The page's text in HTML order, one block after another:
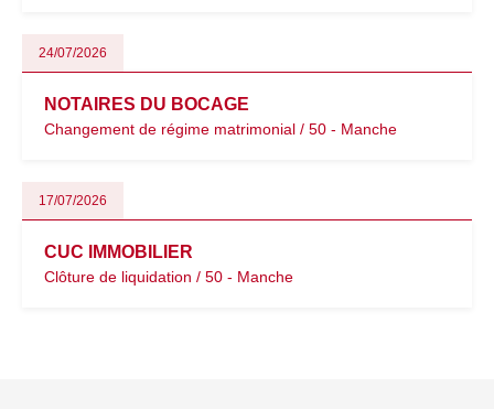
24/07/2026
NOTAIRES DU BOCAGE
Changement de régime matrimonial / 50 - Manche
17/07/2026
CUC IMMOBILIER
Clôture de liquidation / 50 - Manche